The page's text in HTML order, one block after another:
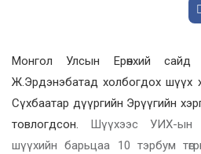
Монгол Улсын Ерөнхий
Ж.Эрдэнэбатад холбогдох шүүх
Сүхбаатар дүүргийн Эрүүгийн
товлогдсон. Шүүхээс УИХ-ын
шүүхийн барьцаа 10 тэрбум